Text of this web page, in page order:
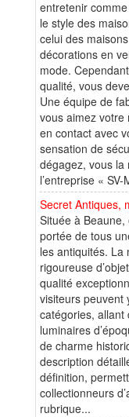
entretenir
le style des
celui des
décorations en
mode.
qualité, vous
Une équipe de
vous aimez votre
en contact avec
sensation de
dégagez, vous la
l’entreprise «
Secret Antiques,
Située à
portée de tous
les antiquités. La
rigoureuse
qualité
visiteurs peuvent
catégories, allant
luminaires
de charme
description
définition,
collectionneurs
rubrique...